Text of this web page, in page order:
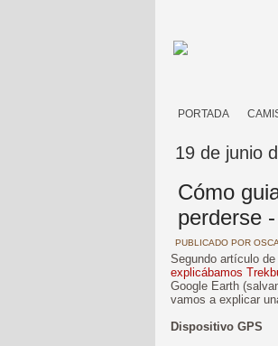
PORTADA
19 de junio
Cómo
perderse
PUBLICADO POR
Segundo artículo
explicábamos
Google Earth
vamos a explicar
Dispositivo GPS